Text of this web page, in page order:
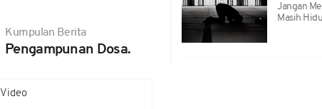
Kumpulan Berita
Pengampunan Dosa.
Video
Jangan
Masih